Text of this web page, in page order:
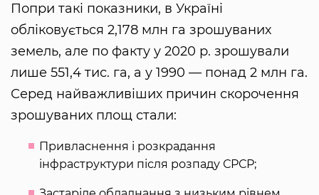
Попри такі показники, в Україні
обліковується 2,178 млн га зрошуваних
земель, але по факту у 2020 р. зрошували
лише 551,4 тис. га, а у 1990 — понад 2 млн га.
Серед найважливіших причин скорочення
зрошуваних площ стали:
Привласнення і розкрадання
інфраструктури після розпаду СРСР;